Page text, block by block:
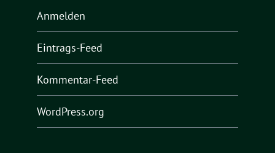
Anmelden
Eintrags-Feed
Kommentar-Feed
WordPress.org